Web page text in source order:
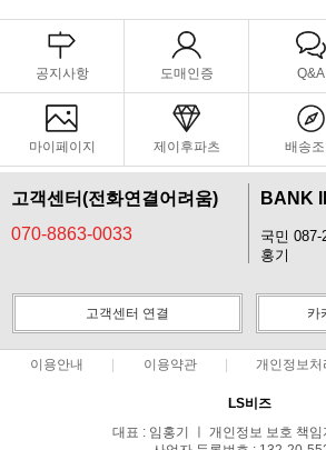
공지사항 도매인증 Q&A
마이페이지 제이후파츠 배송조
고객센터(전화연결어려움)
070-8863-0033
BANK
국민 087-
홍기
고객센터 연결 카
이용안내 이용약관 개인정보처
LS비즈
대표 : 임홍기 ㅣ 개인정보 보호 책임